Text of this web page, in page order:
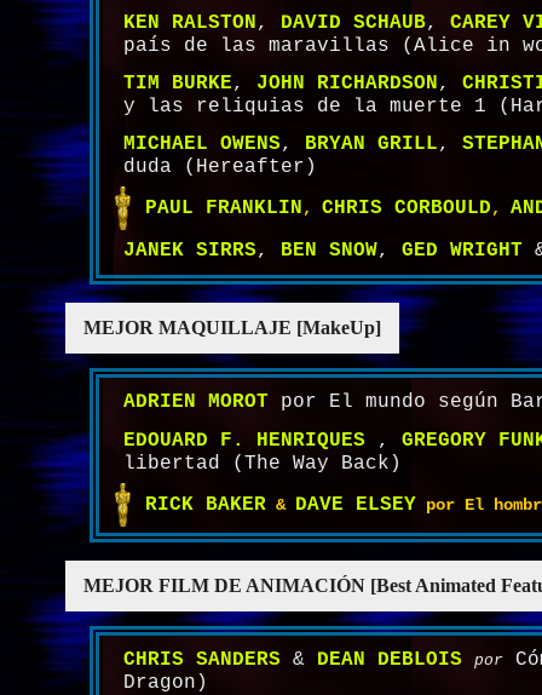
KEN RALSTON, DAVID SCHAUB, CAREY
país de las maravillas (Alice in
TIM BURKE, JOHN RICHARDSON,
y las reliquias de la muerte 1
MICHAEL OWENS, BRYAN GRILL,
duda (Hereafter)
PAUL FRANKLIN, CHRIS CORBOULD,
JANEK SIRRS, BEN SNOW, GED WRIGHT
MEJOR MAQUILLAJE [MakeUp]
ADRIEN MOROT por El mundo según
EDOUARD F. HENRIQUES , GREGORY
libertad (The Way Back)
RICK BAKER & DAVE ELSEY por El
MEJOR FILM DE ANIMACIÓN [Best Animated
CHRIS SANDERS & DEAN DEBLOIS por
Dragon)